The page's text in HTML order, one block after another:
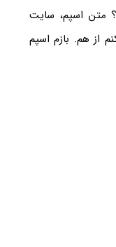
متن اسپم، سایت
از هم. بازم اسپم